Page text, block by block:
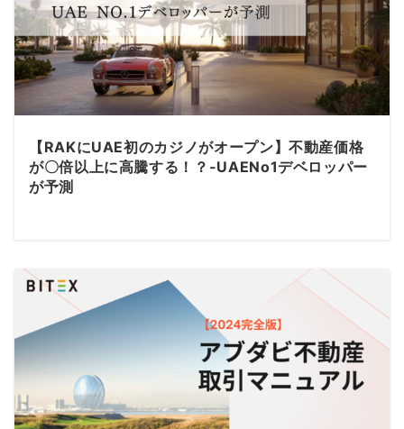
【RAKにUAE初のカジノがオープン】不動産価格
が〇倍以上に高騰する！？-UAENo1デベロッパー
が予測